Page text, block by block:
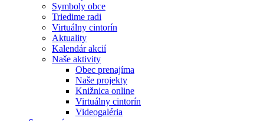
Symboly obce
Triedime radi
Virtuálny cintorín
Aktuality
Kalendár akcií
Naše aktivity
Obec prenajíma
Naše projekty
Knižnica online
Virtuálny cintorín
Videogaléria